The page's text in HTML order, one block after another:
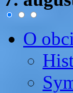
O obci